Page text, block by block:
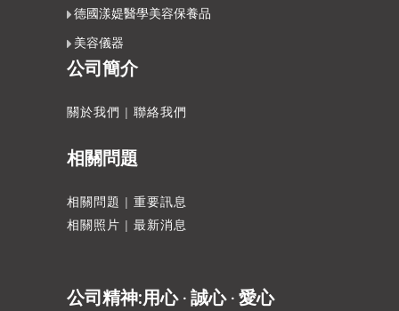
德國漾媞醫學美容保養品
美容儀器
公司簡介
關於我們 | 聯絡我們
相關問題
相關問題 | 重要訊息
相關照片 | 最新消息
公司精神:用心 ‧ 誠心 ‧ 愛心